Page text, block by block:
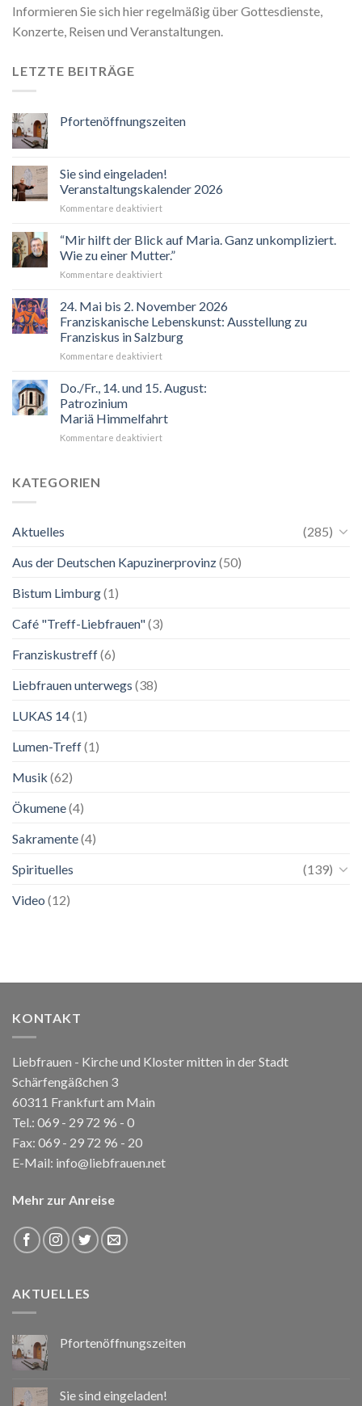
Informieren Sie sich hier regelmäßig über Gottesdienste,
Konzerte, Reisen und Veranstaltungen.
LETZTE BEITRÄGE
Pfortenöffnungszeiten
Sie sind eingeladen!
Veranstaltungskalender 2026
Kommentare deaktiviertfür
sind
eingeladen!
Veranstaltungskalender
2026
“Mir hilft der Blick auf Maria. Ganz unkompliziert.
Wie zu einer Mutter.”
Kommentare deaktiviertfür
hilft
der
Blick
auf
Maria.
unkompliziert.
einer
Mutter.”
24. Mai bis 2. November 2026
Franziskanische Lebenskunst: Ausstellung zu
Franziskus in Salzburg
Kommentare deaktiviertfür
Mai
bis
November
2026
Do./Fr., 14. und 15. August:
Patrozinium
Mariä Himmelfahrt
Kommentare deaktiviertfür
KATEGORIEN
Aktuelles
(285)
Aus der Deutschen Kapuzinerprovinz(50)
Bistum Limburg(1)
Café "Treff-Liebfrauen"(3)
Franziskustreff(6)
Liebfrauen unterwegs (38)
LUKAS 14(1)
Lumen-Treff(1)
Musik (62)
Ökumene(4)
Sakramente(4)
Spirituelles
(139)
Video (12)
KONTAKT
Liebfrauen - Kirche und Kloster mitten in der Stadt
Schärfengäßchen 3
60311 Frankfurt am Main
Tel.: 069 - 29 72 96 - 0
Fax: 069 - 29 72 96 - 20
E-Mail: info@liebfrauen.net
Mehr zur Anreise
AKTUELLES
Pfortenöffnungszeiten
Sie sind eingeladen!